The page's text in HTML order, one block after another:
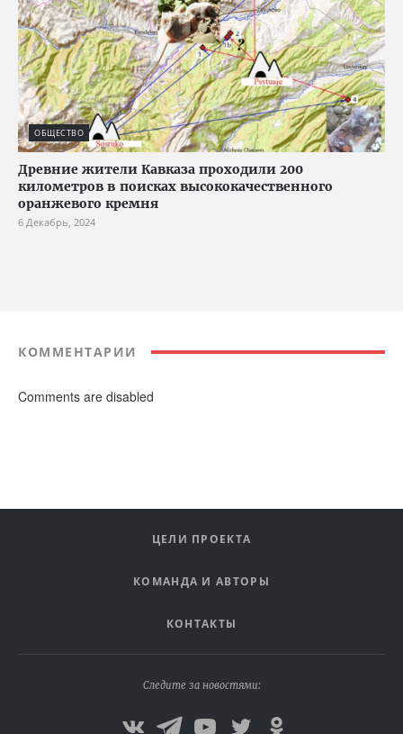
ОБЩЕСТВО
Древние жители Кавказа проходили 200
километров в поисках высококачественного
оранжевого кремня
6 Декабрь, 2024
КОММЕНТАРИИ
Comments are disabled
ЦЕЛИ ПРОЕКТА
КОМАНДА И АВТОРЫ
КОНТАКТЫ
Следите за новостями: